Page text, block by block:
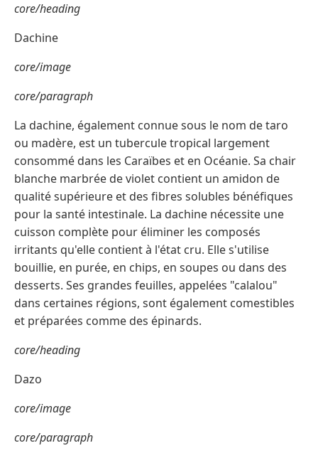
core/heading
Dachine
core/image
core/paragraph
La dachine, également connue sous le nom de taro
ou madère, est un tubercule tropical largement
consommé dans les Caraïbes et en Océanie. Sa chair
blanche marbrée de violet contient un amidon de
qualité supérieure et des fibres solubles bénéfiques
pour la santé intestinale. La dachine nécessite une
cuisson complète pour éliminer les composés
irritants qu'elle contient à l'état cru. Elle s'utilise
bouillie, en purée, en chips, en soupes ou dans des
desserts. Ses grandes feuilles, appelées "calalou"
dans certaines régions, sont également comestibles
et préparées comme des épinards.
core/heading
Dazo
core/image
core/paragraph